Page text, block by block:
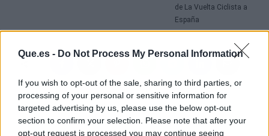
Que.es - Do Not Process My Personal Information
If you wish to opt-out of the sale, sharing to third parties, or
processing of your personal or sensitive information for
targeted advertising by us, please use the below opt-out
section to confirm your selection. Please note that after your
opt-out request is processed you may continue seeing
de La Vuelta Ciclista a
España